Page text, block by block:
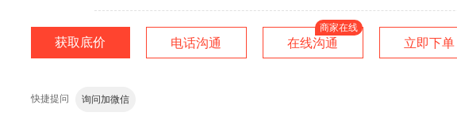
获取底价 电话沟通 在线沟通 立即下单
快捷提问 老板，有现货吗？